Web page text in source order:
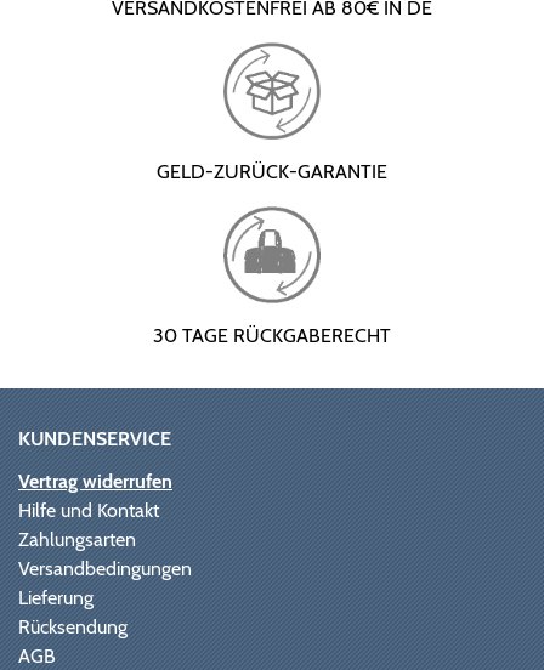
VERSANDKOSTENFREI AB 80€ IN DE
GELD-ZURÜCK-GARANTIE
30 TAGE RÜCKGABERECHT
KUNDENSERVICE
Vertrag widerrufen
Hilfe und Kontakt
Zahlungsarten
Versandbedingungen
Lieferung
Rücksendung
AGB